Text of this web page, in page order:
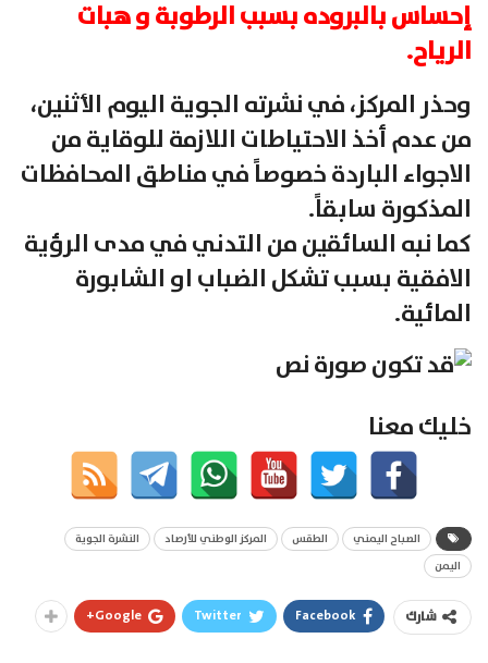
إحساس بالبروده بسبب الرطوبة و هبات
الرياح.
وحذر المركز، في نشرته الجوية اليوم الأثنين،
من عدم أخذ الاحتياطات اللازمة للوقاية من
الاجواء الباردة خصوصاً في مناطق المحافظات
المذكورة سابقاً.
كما نبه السائقين من التدني في مدى الرؤية
الافقية بسبب تشكل الضباب او الشابورة
المائية.
خليك معنا
الصباح اليمني الطقس المركز الوطني للأرصاد
النشرة الجوية
اليمن
شارك Facebook
Twitter
Google+